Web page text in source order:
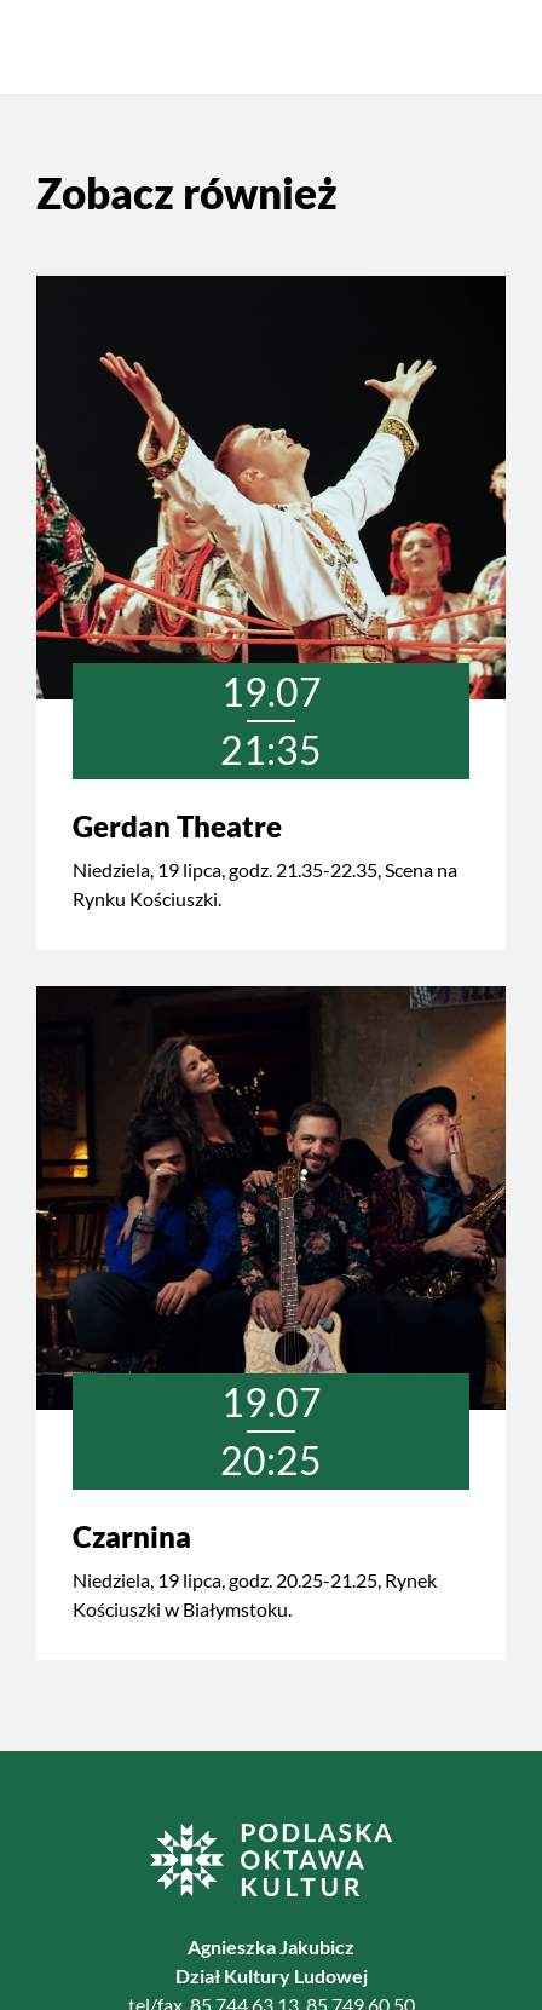
Zobacz również
19.07
21:35
Gerdan Theatre
Niedziela, 19 lipca, godz. 21.35-22.35, Scena na
Rynku Kościuszki.
19.07
20:25
Czarnina
Niedziela, 19 lipca, godz. 20.25-21.25, Rynek
Kościuszki w Białymstoku.
Agnieszka Jakubicz
Dział Kultury Ludowej
tel/fax. 85 744 63 13, 85 749 60 50